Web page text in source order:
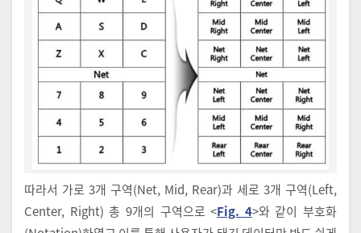
따라서 가로 3개 구역(Net, Mid, Rear)과 세로 3개 구역(Left,
Center, Right) 총 9개의 구역으로 <Fig. 4>와 같이 부호화